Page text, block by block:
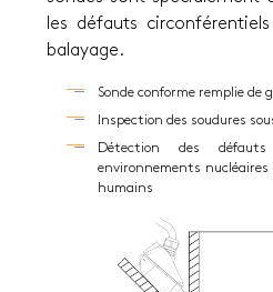
les défauts
balayage.
Sonde conforme remplie de
Inspection des soudures
Détection des
environnements nucléaires
humains